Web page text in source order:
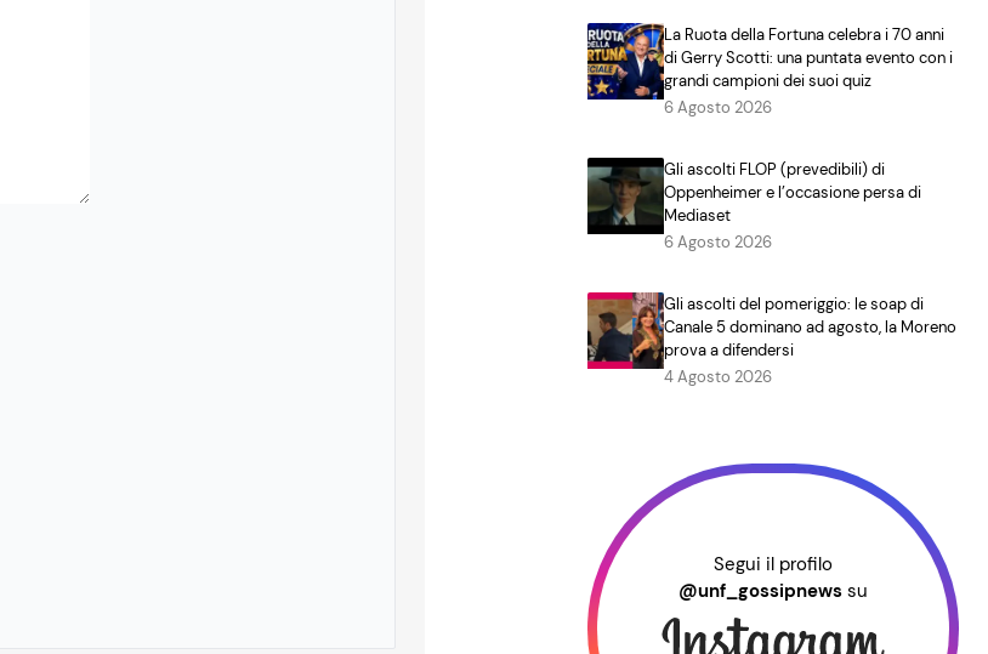
La Ruota della Fortuna celebra i 70 anni
di Gerry Scotti: una puntata evento con i
grandi campioni dei suoi quiz
6 Agosto 2026
Gli ascolti FLOP (prevedibili) di
Oppenheimer e l’occasione persa di
Mediaset
6 Agosto 2026
Gli ascolti del pomeriggio: le soap di
Canale 5 dominano ad agosto, la Moreno
prova a difendersi
4 Agosto 2026
Segui il profilo
@unf_gossipnews su